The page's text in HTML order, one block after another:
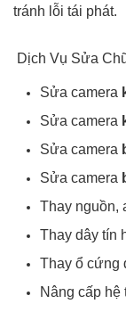
tránh lỗi tái phát.
Dịch Vụ Sửa
Sửa camera
Sửa camera
Sửa camera
Sửa camera
Thay nguồn,
Thay dây tín
Thay ổ cứng
Nâng cấp hệ